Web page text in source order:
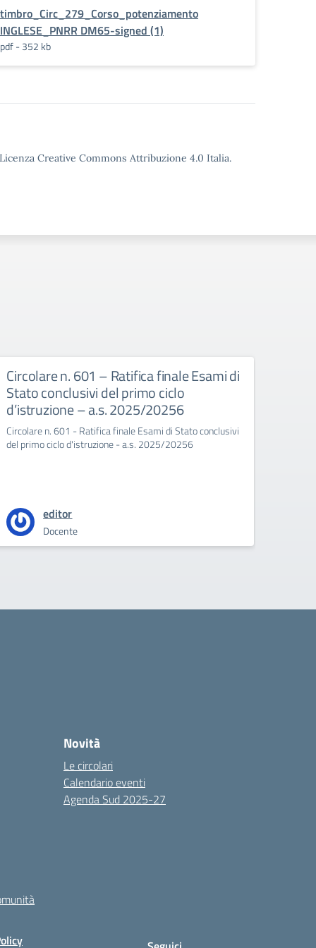
timbro_Circ_279_Corso_potenziamento
INGLESE_PNRR DM65-signed (1)
pdf - 352 kb
Creative Commons Attribuzione 4.0 Italia.
Circolare n. 601 – Ratifica finale Esami di
Stato conclusivi del primo ciclo
d’istruzione – a.s. 2025/20256
Circolare n. 601 - Ratifica finale Esami di Stato conclusivi
del primo ciclo d'istruzione - a.s. 2025/20256
editor
Docente
Novità
Le circolari
Calendario eventi
Agenda Sud 2025-27